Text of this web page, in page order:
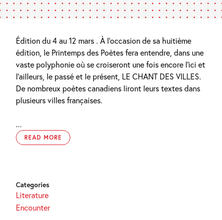
Édition du 4 au 12 mars . À l’occasion de sa huitième
édition, le Printemps des Poètes fera entendre, dans une
vaste polyphonie où se croiseront une fois encore l’ici et
l’ailleurs, le passé et le présent, LE CHANT DES VILLES.
De nombreux poètes canadiens liront leurs textes dans
plusieurs villes françaises.
...
READ MORE
Categories
Literature
Encounter